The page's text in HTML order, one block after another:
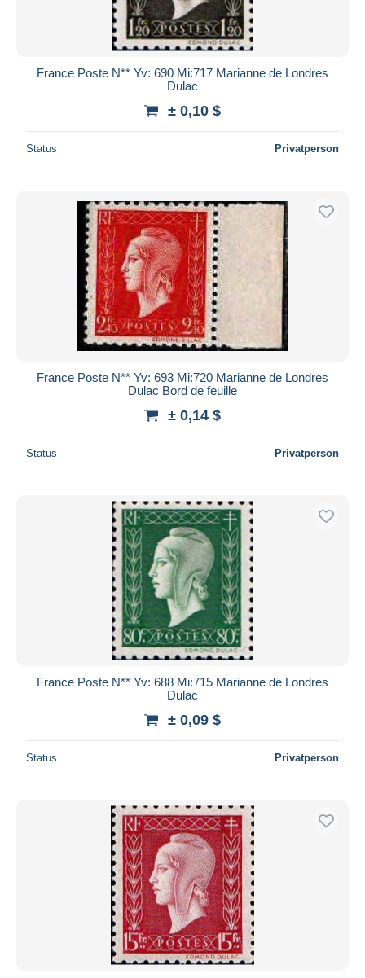
France Poste N** Yv: 690 Mi:717 Marianne de Londres
Dulac
± 0,10 $
Status Privatperson
France Poste N** Yv: 693 Mi:720 Marianne de Londres
Dulac Bord de feuille
± 0,14 $
Status Privatperson
France Poste N** Yv: 688 Mi:715 Marianne de Londres
Dulac
± 0,09 $
Status Privatperson